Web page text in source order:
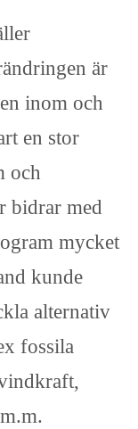
är
inom och
en stor
och
bidrar med
mycket
kunde
alternativ
fossila